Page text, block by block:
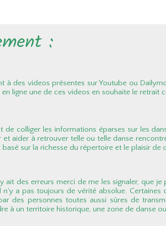
:
à des videos présentes sur Youtube ou
ligne une de ces videos en souhaite le retrait
de colliger les informations éparses sur les
et aider à retrouver telle ou telle danse
basé sur la richesse du répertoire et le plaisir de
ait des erreurs merci de me les signaler, que
n'y a pas toujours de vérité absolue.
des personnes toutes aussi sûres de
à un territoire historique, une zone de danse